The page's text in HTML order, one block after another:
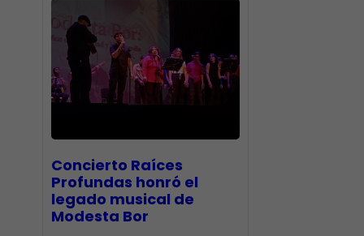
​Concierto Raíces
Profundas honró el
legado musical de
Modesta Bor